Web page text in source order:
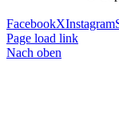
FacebookXInstagram
Page load link
Nach oben